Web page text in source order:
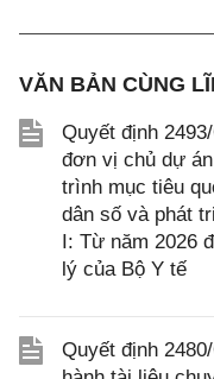
VĂN BẢN CÙNG
Quyết định
đơn vị chủ dự
trình mục tiêu
dân số và phát
I: Từ năm 2026
lý của Bộ Y tế
Quyết định